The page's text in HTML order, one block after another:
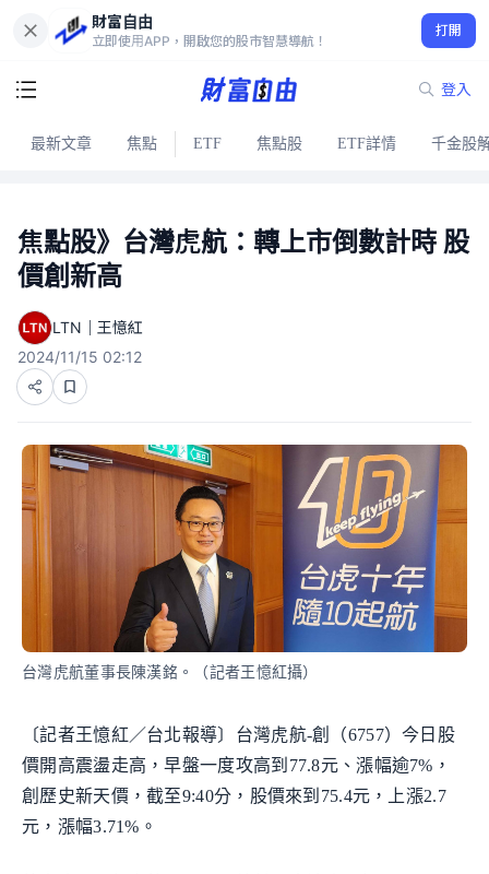
財富自由
立即使用APP，開啟您的股市智慧導航！
打開
登入
最新文章 焦點 ETF 焦點股 ETF詳情 千金股
焦點股》台灣虎航：轉上市倒數計時 股
價創新高
LTN｜王憶紅
2024/11/15 02:12
台灣虎航董事長陳漢銘。（記者王憶紅攝）
〔記者王憶紅／台北報導〕台灣虎航-創（6757）今日股
價開高震盪走高，早盤一度攻高到77.8元、漲幅逾7%，
創歷史新天價，截至9:40分，股價來到75.4元，上漲2.7
元，漲幅3.71%。